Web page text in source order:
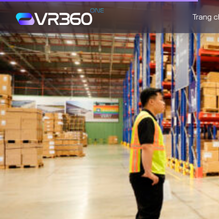
Trang